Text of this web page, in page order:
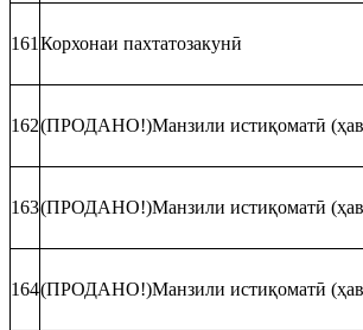
161 Корхонаи пахтатозакунӣ
162(ПРОДАНО!)Манзили истиқоматӣ
163(ПРОДАНО!)Манзили истиқоматӣ
164(ПРОДАНО!)Манзили истиқоматӣ